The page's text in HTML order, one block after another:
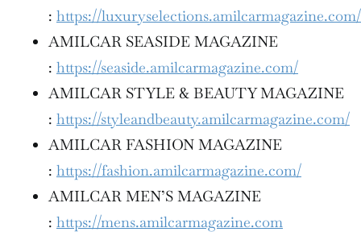
: https://luxuryselections.amilcarmagazine.com/
AMILCAR SEASIDE MAGAZINE
: https://seaside.amilcarmagazine.com/
AMILCAR STYLE & BEAUTY MAGAZINE
: https://styleandbeauty.amilcarmagazine.com/
AMILCAR FASHION MAGAZINE
: https://fashion.amilcarmagazine.com/
AMILCAR MEN’S MAGAZINE
: https://mens.amilcarmagazine.com